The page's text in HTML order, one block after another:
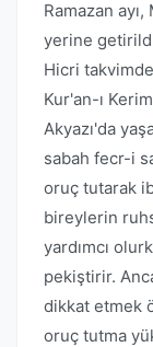
Ramazan
yerine
Hicri
Kur'an-ı
Akyazı'da
sabah fecr-i
oruç tutarak
bireylerin
yardımcı
pekiştirir.
dikkat etmek
oruç tutma